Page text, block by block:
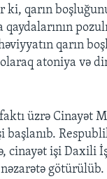
ki, qarın
qarın
atoniya və
üzrə Cinayət
başlanıb.
cinayət işi Daxili
götürülüb.